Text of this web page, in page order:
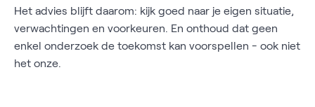
Het advies blijft daarom: kijk goed naar je eigen situatie,
verwachtingen en voorkeuren. En onthoud dat geen
enkel onderzoek de toekomst kan voorspellen - ook niet
het onze.